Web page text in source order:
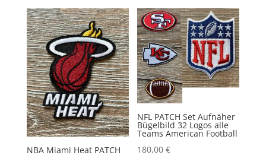
NBA Miami Heat PATCH
NFL PATCH Set Aufnäher
Bügelbild 32 Logos alle
Teams American Football
180,00€